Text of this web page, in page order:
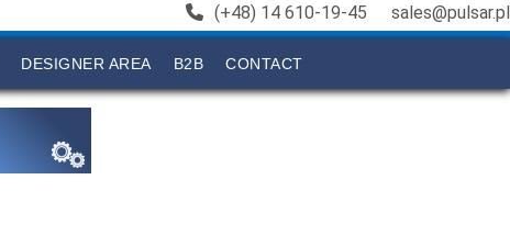
(+48) 14 610-19-45 sales@pulsar.pl
DESIGNER AREA B2B CONTACT